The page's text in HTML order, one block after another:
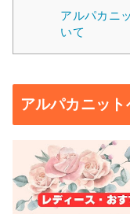
アルパカニ
いて
アルパカニッ